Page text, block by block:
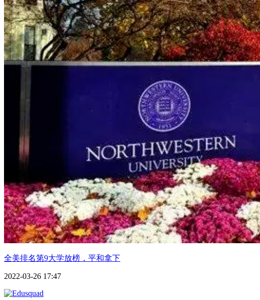
全美排名第9大学放榜，平和拿下
2022-03-26 17:47